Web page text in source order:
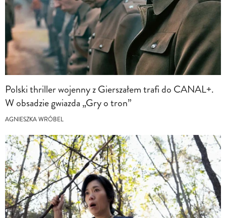
Polski thriller wojenny z Gierszałem trafi do CANAL+.
W obsadzie gwiazda „Gry o tron”
AGNIESZKA WRÓBEL